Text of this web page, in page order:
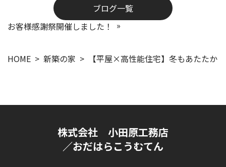
ブログ一覧
お客様感謝祭開催しました！
HOME 新築の家 【平屋×高性能住宅】冬もあたたか
株式会社 小田原工務店
／おだはらこうむてん